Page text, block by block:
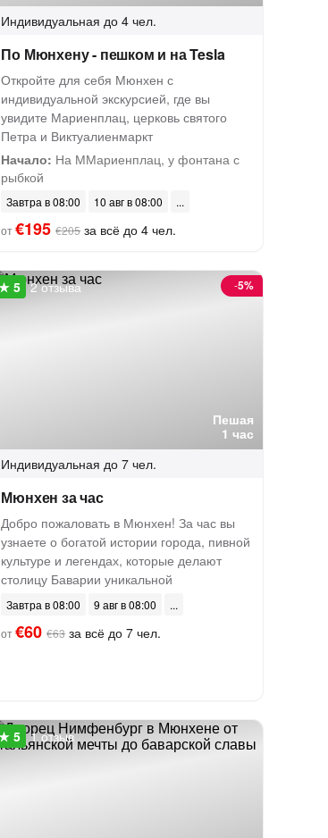
Индивидуальная до 4 чел.
По Мюнхену - пешком и на Tesla
Откройте для себя Мюнхен с
индивидуальной экскурсией, где вы
увидите Мариенплац, церковь святого
Петра и Виктуалиенмаркт
Начало: На ММариенплац, у фонтана с
рыбкой
Завтра в 08:00
10 авг в 08:00
от€195 €205за всё до 4 чел.
Пешая
1 час
-5%
2 отзыва
Индивидуальная до 7 чел.
Мюнхен за час
Добро пожаловать в Мюнхен! За час вы
узнаете о богатой истории города, пивной
культуре и легендах, которые делают
столицу Баварии уникальной
Завтра в 08:00
9 авг в 08:00
от€60 €63за всё до 7 чел.
1 отзыв